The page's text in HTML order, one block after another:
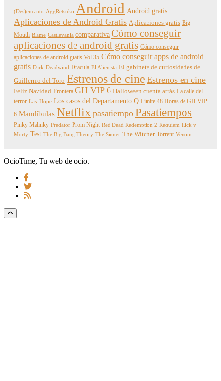
(Des)encanto AggRetsuko Android Android gratis
Aplicaciones de Android Gratis Aplicaciones gratis Big
Mouth Blame Castlevania comparativa Cómo conseguir
aplicaciones de android gratis Cómo conseguir
aplicaciones de android gratis Vol 35 Cómo conseguir apps de android
gratis Dark Deadwind Dracula El Alienista El gabinete de curiosidades de
Guillermo del Toro Estrenos de cine Estrenos en cine
Feliz Navidad Frontera GH VIP 6 Halloween cuenta atrás La calle del
terror Last Hope Los casos del Departamento Q Límite 48 Horas de GH VIP
6 Mandíbulas Netflix pasatiempo Pasatiempos
Pinky Malinky Predator Prom Night Red Dead Redemption 2 Requiem Rick y
Morty Test The Big Bang Theory The Sinner The Witcher Torrent Venom
OcioTime, Tu web de ocio.